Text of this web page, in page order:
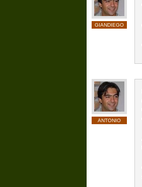
GIANDIEGO
ANTONIO